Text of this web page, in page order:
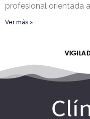
profesional orientada
Ver más »